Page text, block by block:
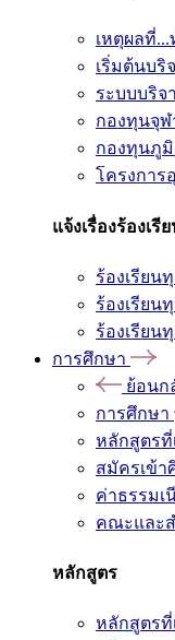
เหตุผลที่
เริ่มต้นบริ
ระบบบริจ
กองทุนจุ
กองทุนภูมิ
โครงการ
แจ้งเรื่องร้องเรี
ร้องเรียน
ร้องเรียน
ร้องเรียน
การศึกษา
ย้อนก
การศึกษา
หลักสูตรที่
สมัครเข้า
ค่าธรรมเ
คณะและ
หลักสูตร
หลักสูตรที่